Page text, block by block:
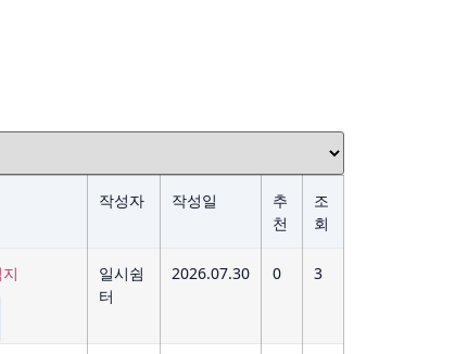
작성자 작성일
추
천
조
회
일시쉼
터
2026.07.30 0 3